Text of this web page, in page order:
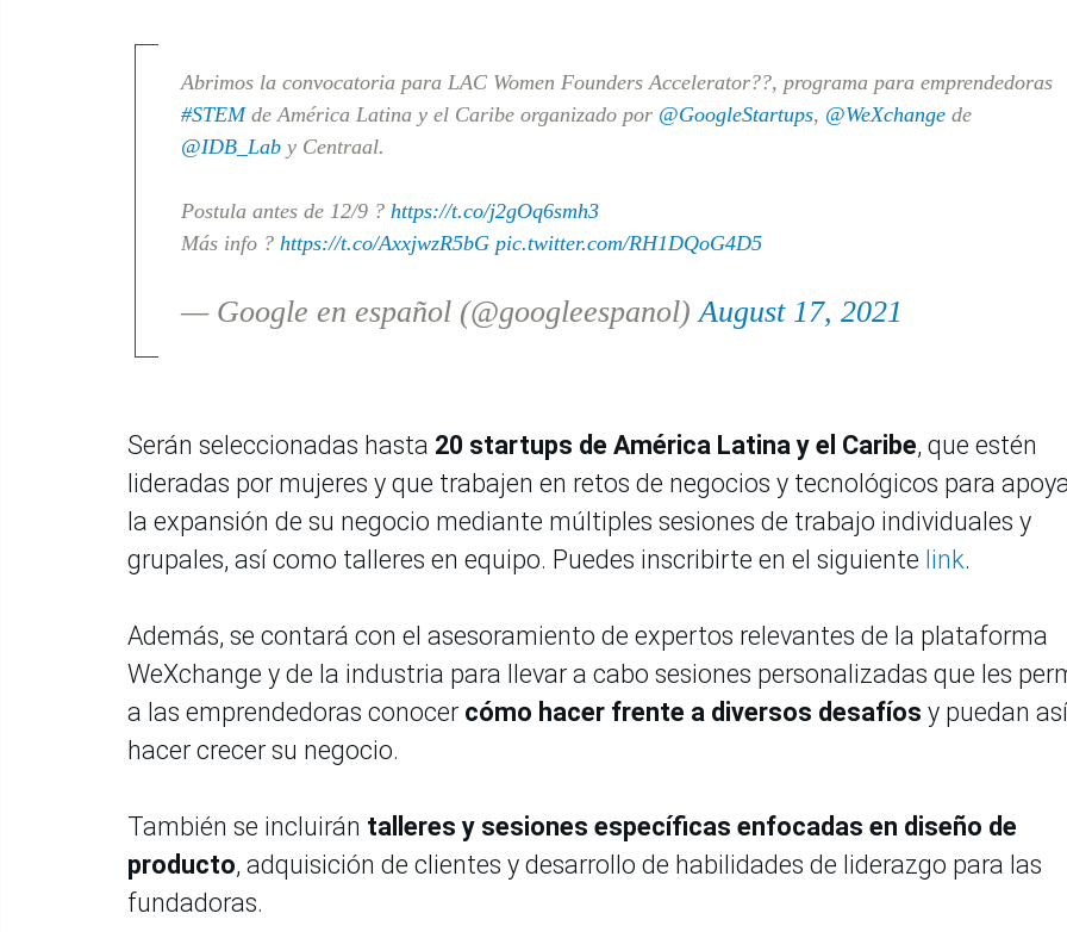
Abrimos la convocatoria para LAC Women Founders Accelerator??, programa para emprendedoras
#STEMde América Latina y el Caribe organizado por @GoogleStartups, @WeXchangede
@IDB_Laby Centraal.
Postula antes de 12/9 ? https://t.co/j2gOq6smh3
Más info ? https://t.co/AxxjwzR5bG pic.twitter.com/RH1DQoG4D5
— Google en español (@googleespanol)August 17, 2021
Serán seleccionadas hasta 20 startups de América Latina y el Caribe, que estén
lideradas por mujeres y que trabajen en retos de negocios y tecnológicos para
la expansión de su negocio mediante múltiples sesiones de trabajo individuales y
grupales, así como talleres en equipo. Puedes inscribirte en el siguiente link.
Además, se contará con el asesoramiento de expertos relevantes de la plataforma
WeXchange y de la industria para llevar a cabo sesiones personalizadas que les
a las emprendedoras conocer cómo hacer frente a diversos desafíos y puedan así
hacer crecer su negocio.
También se incluirán talleres y sesiones específicas enfocadas en diseño de
producto, adquisición de clientes y desarrollo de habilidades de liderazgo para las
fundadoras.